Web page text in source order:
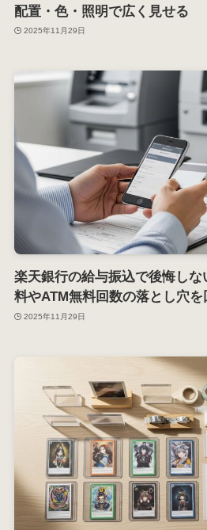
配置・色・照明で広く見せる
2025年11月29日
楽天銀行の給与振込で後悔し
料やATM無料回数の落とし穴
2025年11月29日